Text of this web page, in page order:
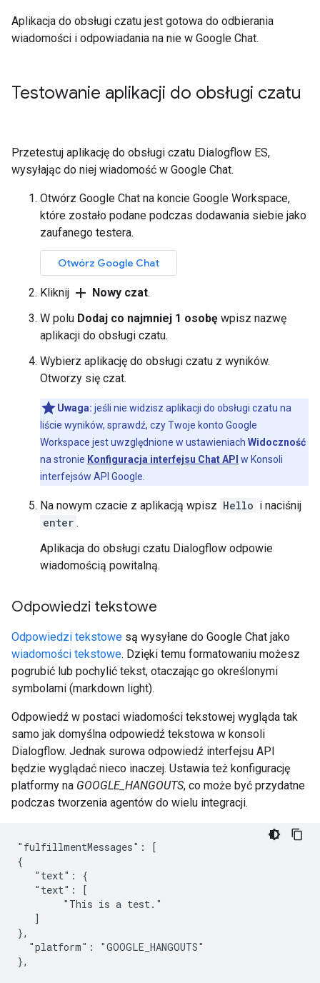
Aplikacja do obsługi czatu jest gotowa do odbierania
wiadomości i odpowiadania na nie w Google Chat.
Testowanie aplikacji do obsługi czatu
Przetestuj aplikację do obsługi czatu Dialogflow ES,
wysyłając do niej wiadomość w Google Chat.
Otwórz Google Chat na koncie Google Workspace,
które zostało podane podczas dodawania siebie jako
zaufanego testera.
Otwórz Google Chat
Kliknij add Nowy czat.
W polu Dodaj co najmniej 1 osobę wpisz nazwę
aplikacji do obsługi czatu.
Wybierz aplikację do obsługi czatu z wyników.
Otworzy się czat.
Uwaga: jeśli nie widzisz aplikacji do obsługi czatu na
liście wyników, sprawdź, czy Twoje konto Google
Workspace jest uwzględnione w ustawieniach Widoczność
na stronie Konfiguracja interfejsu Chat API w Konsoli
interfejsów API Google.
Na nowym czacie z aplikacją wpisz Hello i naciśnij
enter .
Aplikacja do obsługi czatu Dialogflow odpowie
wiadomością powitalną.
Odpowiedzi tekstowe
Odpowiedzi tekstowe są wysyłane do Google Chat jako
wiadomości tekstowe. Dzięki temu formatowaniu możesz
pogrubić lub pochylić tekst, otaczając go określonymi
symbolami (markdown light).
Odpowiedź w postaci wiadomości tekstowej wygląda tak
samo jak domyślna odpowiedź tekstowa w konsoli
Dialogflow. Jednak surowa odpowiedź interfejsu API
będzie wyglądać nieco inaczej. Ustawia też konfigurację
platformy na GOOGLE_HANGOUTS, co może być przydatne
podczas tworzenia agentów do wielu integracji.
"fulfillmentMessages": [
{
   "text": {
   "text": [
        "This is a test."
   ]
},
  "platform": "GOOGLE_HANGOUTS"